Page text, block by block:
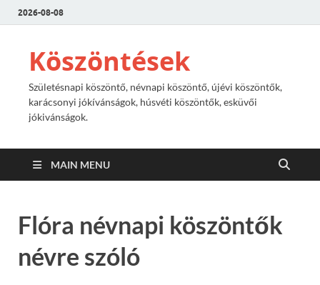
2026-08-08
Köszöntések
Születésnapi köszöntő, névnapi köszöntő, újévi köszöntők,
karácsonyi jókívánságok, húsvéti köszöntők, esküvői
jókivánságok.
MAIN MENU
Flóra névnapi köszöntők
névre szóló